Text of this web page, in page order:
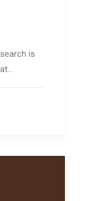
is